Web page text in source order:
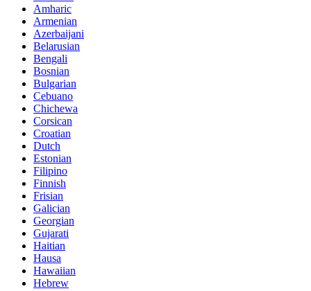
Amharic
Armenian
Azerbaijani
Belarusian
Bengali
Bosnian
Bulgarian
Cebuano
Chichewa
Corsican
Croatian
Dutch
Estonian
Filipino
Finnish
Frisian
Galician
Georgian
Gujarati
Haitian
Hausa
Hawaiian
Hebrew